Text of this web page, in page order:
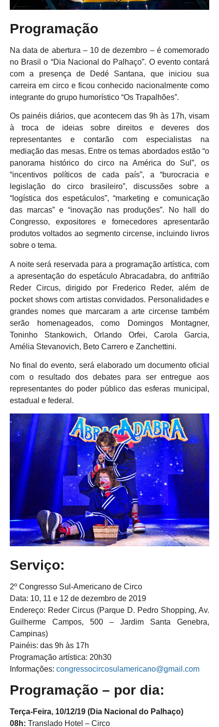
Programação
Na data de abertura – 10 de dezembro – é comemorado
no Brasil o “Dia Nacional do Palhaço”. O evento contará
com a presença de Dedé Santana, que iniciou sua
carreira em circo e ficou conhecido nacionalmente como
integrante do grupo humorístico “Os Trapalhões”.
Os painéis diários, que acontecem das 9h às 17h, visam
à troca de ideias sobre direitos e deveres dos
representantes e contarão com especialistas na
mediação das mesas. Entre os temas abordados estão “o
panorama histórico do circo na América do Sul”, os
“incentivos políticos de cada país”, a “burocracia e
legislação do circo brasileiro”, discussões sobre a
“logística dos espetáculos”, “marketing e comunicação
das marcas” e “inovação nas produções”. No hall do
Congresso, expositores e fornecedores apresentarão
produtos voltados ao segmento circense, incluindo livros
sobre o tema.
A noite será reservada para a programação artística, com
a apresentação do espetáculo Abracadabra, do anfitrião
Reder Circus, dirigido por Frederico Reder, além de
pocket shows com artistas convidados. Personalidades e
grandes nomes que marcaram a arte circense também
serão homenageados, como Domingos Montagner,
Toninho Stankowich, Orlando Orfei, Carola Garcia,
Amélia Stevanovich, Beto Carrero e Zanchettini.
No final do evento, será elaborado um documento oficial
com o resultado dos debates para ser entregue aos
representantes do poder público das esferas municipal,
estadual e federal.
Serviço:
2º Congresso Sul-Americano de Circo
Data: 10, 11 e 12 de dezembro de 2019
Endereço: Reder Circus (Parque D. Pedro Shopping, Av.
Guilherme Campos, 500 – Jardim Santa Genebra,
Campinas)
Painéis: das 9h às 17h
Programação artística: 20h30
Informações: congressocircosulamericano@gmail.com
Programação – por dia:
Terça-Feira, 10/12/19 (Dia Nacional do Palhaço)
08h: Translado Hotel – Circo